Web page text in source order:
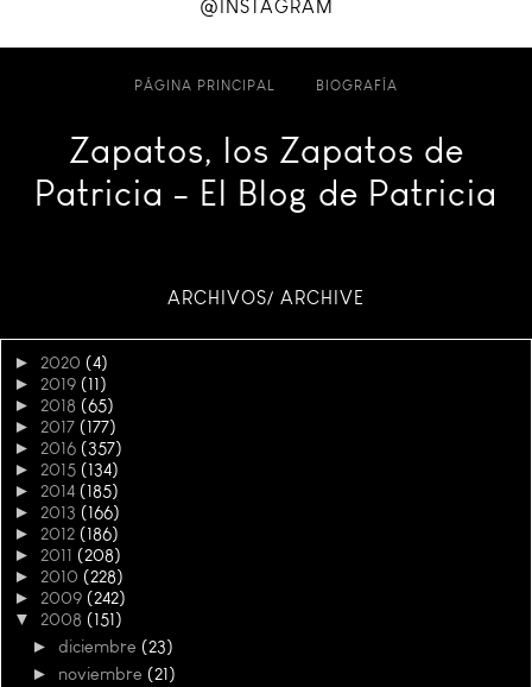
@INSTAGRAM
PÁGINA PRINCIPAL BIOGRAFÍA
Zapatos, los Zapatos de
Patricia - El Blog de Patricia
ARCHIVOS/ ARCHIVE
► 2020 (4)
► 2019 (11)
► 2018 (65)
► 2017 (177)
► 2016 (357)
► 2015 (134)
► 2014 (185)
► 2013 (166)
► 2012 (186)
► 2011 (208)
► 2010 (228)
► 2009 (242)
▼ 2008 (151)
► diciembre (23)
► noviembre (21)